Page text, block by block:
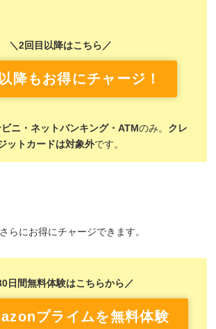
＼2回目以降はこちら／
降もお得にチャージ！
ビニ・ネットバンキング・ATMのみ。 クレ
ットカードは対象外です。
らにお得にチャージできます。
日間無料体験はこちらから／
プライムを無料体験